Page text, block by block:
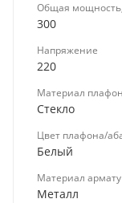
Общая
300
Напряжение
220
Материал
Стекло
Цвет плафона/
Белый
Материал
Металл